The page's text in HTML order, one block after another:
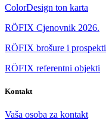
ColorDesign ton karta
RÖFIX Cjenovnik 2026.
RÖFIX brošure i prospekti
RÖFIX referentni objekti
Kontakt
Vaša osoba za kontakt